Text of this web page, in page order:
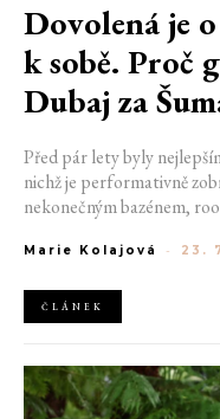
Dovolená je
k sobě. Proč
Dubaj za
Před pár lety byly
nichž je performativně
nekonečným bazénem,
horách. Ranní koupání v
Marie Kolajová - 23.
ČLÁNEK